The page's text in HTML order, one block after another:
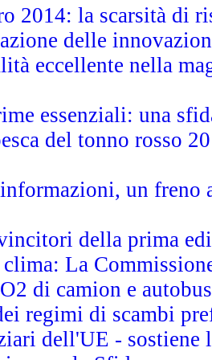
2014: la scarsità di
delle
eccellente nella
essenziali: una
del tonno rosso
un
della prima
La
di camion e autobus
regimi di scambi
dell'UE - sostiene